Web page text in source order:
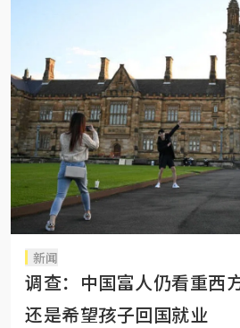
新闻
调查：中国富人仍看重西
还是希望孩子回国就业